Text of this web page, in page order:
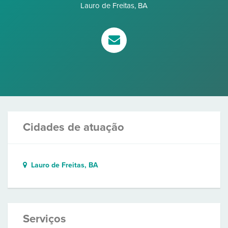
Lauro de Freitas, BA
Cidades de atuação
Lauro de Freitas, BA
Serviços